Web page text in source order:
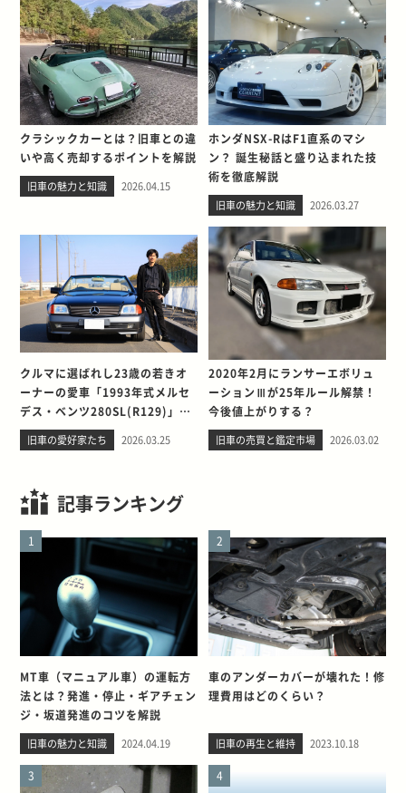
クラシックカーとは？旧車との違
いや高く売却するポイントを解説
旧車の魅力と知識 2026.04.15
ホンダNSX-RはF1直系のマシ
ン？ 誕生秘話と盛り込まれた技
術を徹底解説
旧車の魅力と知識 2026.03.27
クルマに選ばれし23歳の若きオ
ーナーの愛車「1993年式メルセ
デス・ベンツ280SL(R129)」と
の出会い。そして別れを考える
旧車の愛好家たち 2026.03.25
2020年2月にランサーエボリュ
ーションⅢが25年ルール解禁！
今後値上がりする？
旧車の売買と鑑定市場 2026.03.02
記事ランキング
1
MT車（マニュアル車）の運転方
法とは？発進・停止・ギアチェン
ジ・坂道発進のコツを解説
旧車の魅力と知識 2024.04.19
2
車のアンダーカバーが壊れた！修
理費用はどのくらい？
旧車の再生と維持 2023.10.18
3 4